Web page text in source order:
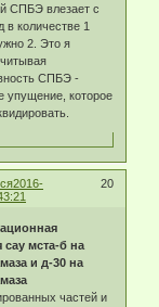
СПБЭ влезает с
в количестве 1
2. Это я
СПБЭ -
упущение, которое
20
2016-
сау мста-б на
и д-30 на
частей и